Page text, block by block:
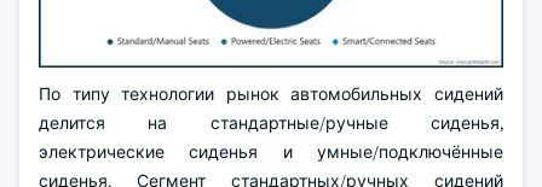
По типу технологии рынок автомобильных сидений
делится на стандартные/ручные сиденья,
электрические сиденья и умные/подключённые
сиденья. Сегмент стандартных/ручных сидений